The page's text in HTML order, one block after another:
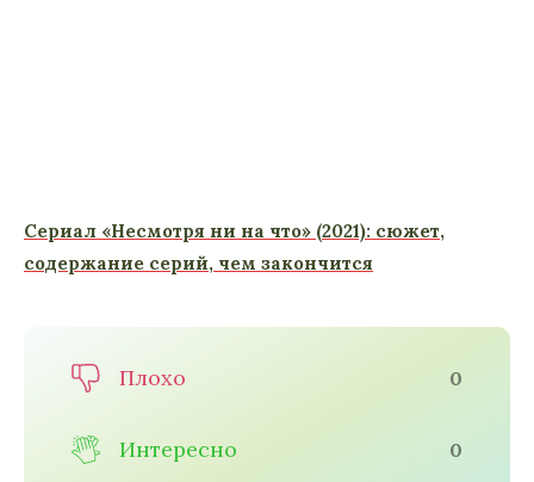
Сериал «Несмотря ни на что» (2021): сюжет,
содержание серий, чем закончится
Плохо 0
Интересно 0